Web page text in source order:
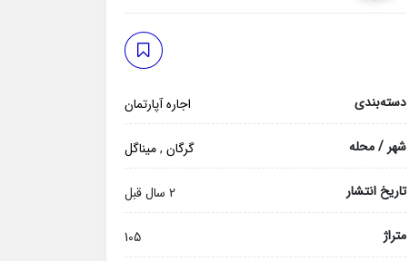
دسته‌بندی اجاره آپارتمان
شهر / محله گرگان ,میناگل
تاریخ انتشار 2 سال قبل
متراژ 105